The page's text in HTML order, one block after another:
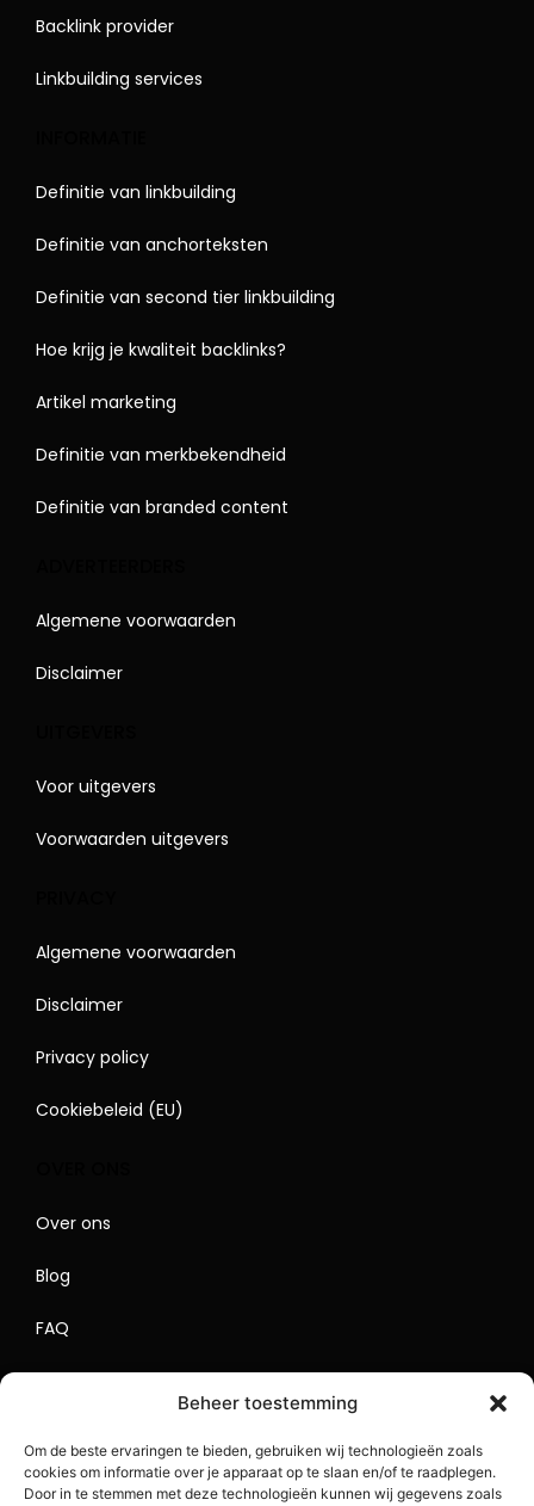
Beheer toestemming
Om de beste ervaringen te bieden, gebruiken wij technologieën zoals
cookies om informatie over je apparaat op te slaan en/of te raadplegen.
Door in te stemmen met deze technologieën kunnen wij gegevens zoals
Backlink provider
Linkbuilding services
Definitie van linkbuilding
Definitie van anchorteksten
Definitie van second tier linkbuilding
Hoe krijg je kwaliteit backlinks?
Artikel marketing
Definitie van merkbekendheid
Definitie van branded content
Algemene voorwaarden
Disclaimer
Voor uitgevers
Voorwaarden uitgevers
Algemene voorwaarden
Disclaimer
Privacy policy
Cookiebeleid (EU)
Over ons
Blog
FAQ
Lokaal Adverteren